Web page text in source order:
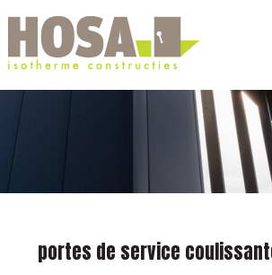
portes de service